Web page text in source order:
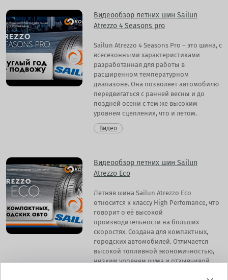
Видеообзор летних шин Sailun
Atrezzo 4 Seasons pro
Sailun Atrezzo 4 Seasons Pro – это шина, с
всесезонными характеристиками
разработанная для работы в
расширенном температурном
диапазоне. Она позволяет автомобилю
передвигаться с ранней весны и до
поздней осени с тем же высоким
уровнем сцепления, что и летом.
Видео
Видеообзор летних шин Sailun
Atrezzo Eco
Летняя шина Sailun Atrezzo Eco
относится к классу High Perfomance, что
говорит о её высокой
производительности на больших
скоростях. Создана для компактных,
городских автомобилей. Отличается
высокой топливной экономичностью,
низким уровнем шума и отзывчивой